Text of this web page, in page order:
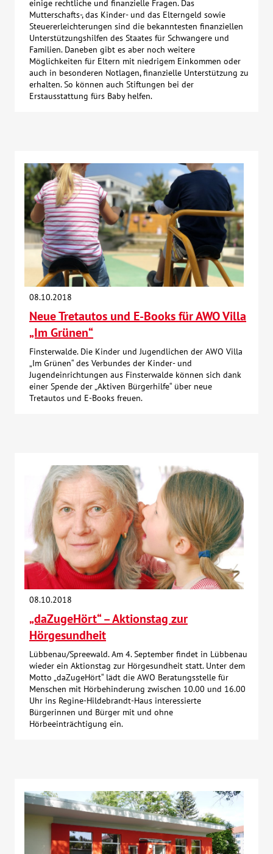
einige rechtliche und finanzielle Fragen. Das
Mutterschafts-, das Kinder- und das Elterngeld sowie
Steuererleichterungen sind die bekanntesten finanziellen
Unterstützungshilfen des Staates für Schwangere und
Familien. Daneben gibt es aber noch weitere
Möglichkeiten für Eltern mit niedrigem Einkommen oder
auch in besonderen Notlagen, finanzielle Unterstützung zu
erhalten. So können auch Stiftungen bei der
Erstausstattung fürs Baby helfen.
08.10.2018
Neue Tretautos und E-Books für AWO Villa
„Im Grünen“
Finsterwalde. Die Kinder und Jugendlichen der AWO Villa
„Im Grünen“ des Verbundes der Kinder- und
Jugendeinrichtungen aus Finsterwalde können sich dank
einer Spende der „Aktiven Bürgerhilfe“ über neue
Tretautos und E-Books freuen.
08.10.2018
„daZugeHört“ – Aktionstag zur
Hörgesundheit
Lübbenau/Spreewald. Am 4. September findet in Lübbenau
wieder ein Aktionstag zur Hörgesundheit statt. Unter dem
Motto „daZugeHört“ lädt die AWO Beratungsstelle für
Menschen mit Hörbehinderung zwischen 10.00 und 16.00
Uhr ins Regine-Hildebrandt-Haus interessierte
Bürgerinnen und Bürger mit und ohne
Hörbeeinträchtigung ein.